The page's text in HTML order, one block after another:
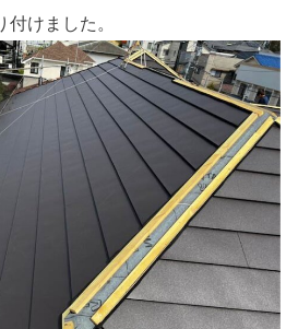
けました。